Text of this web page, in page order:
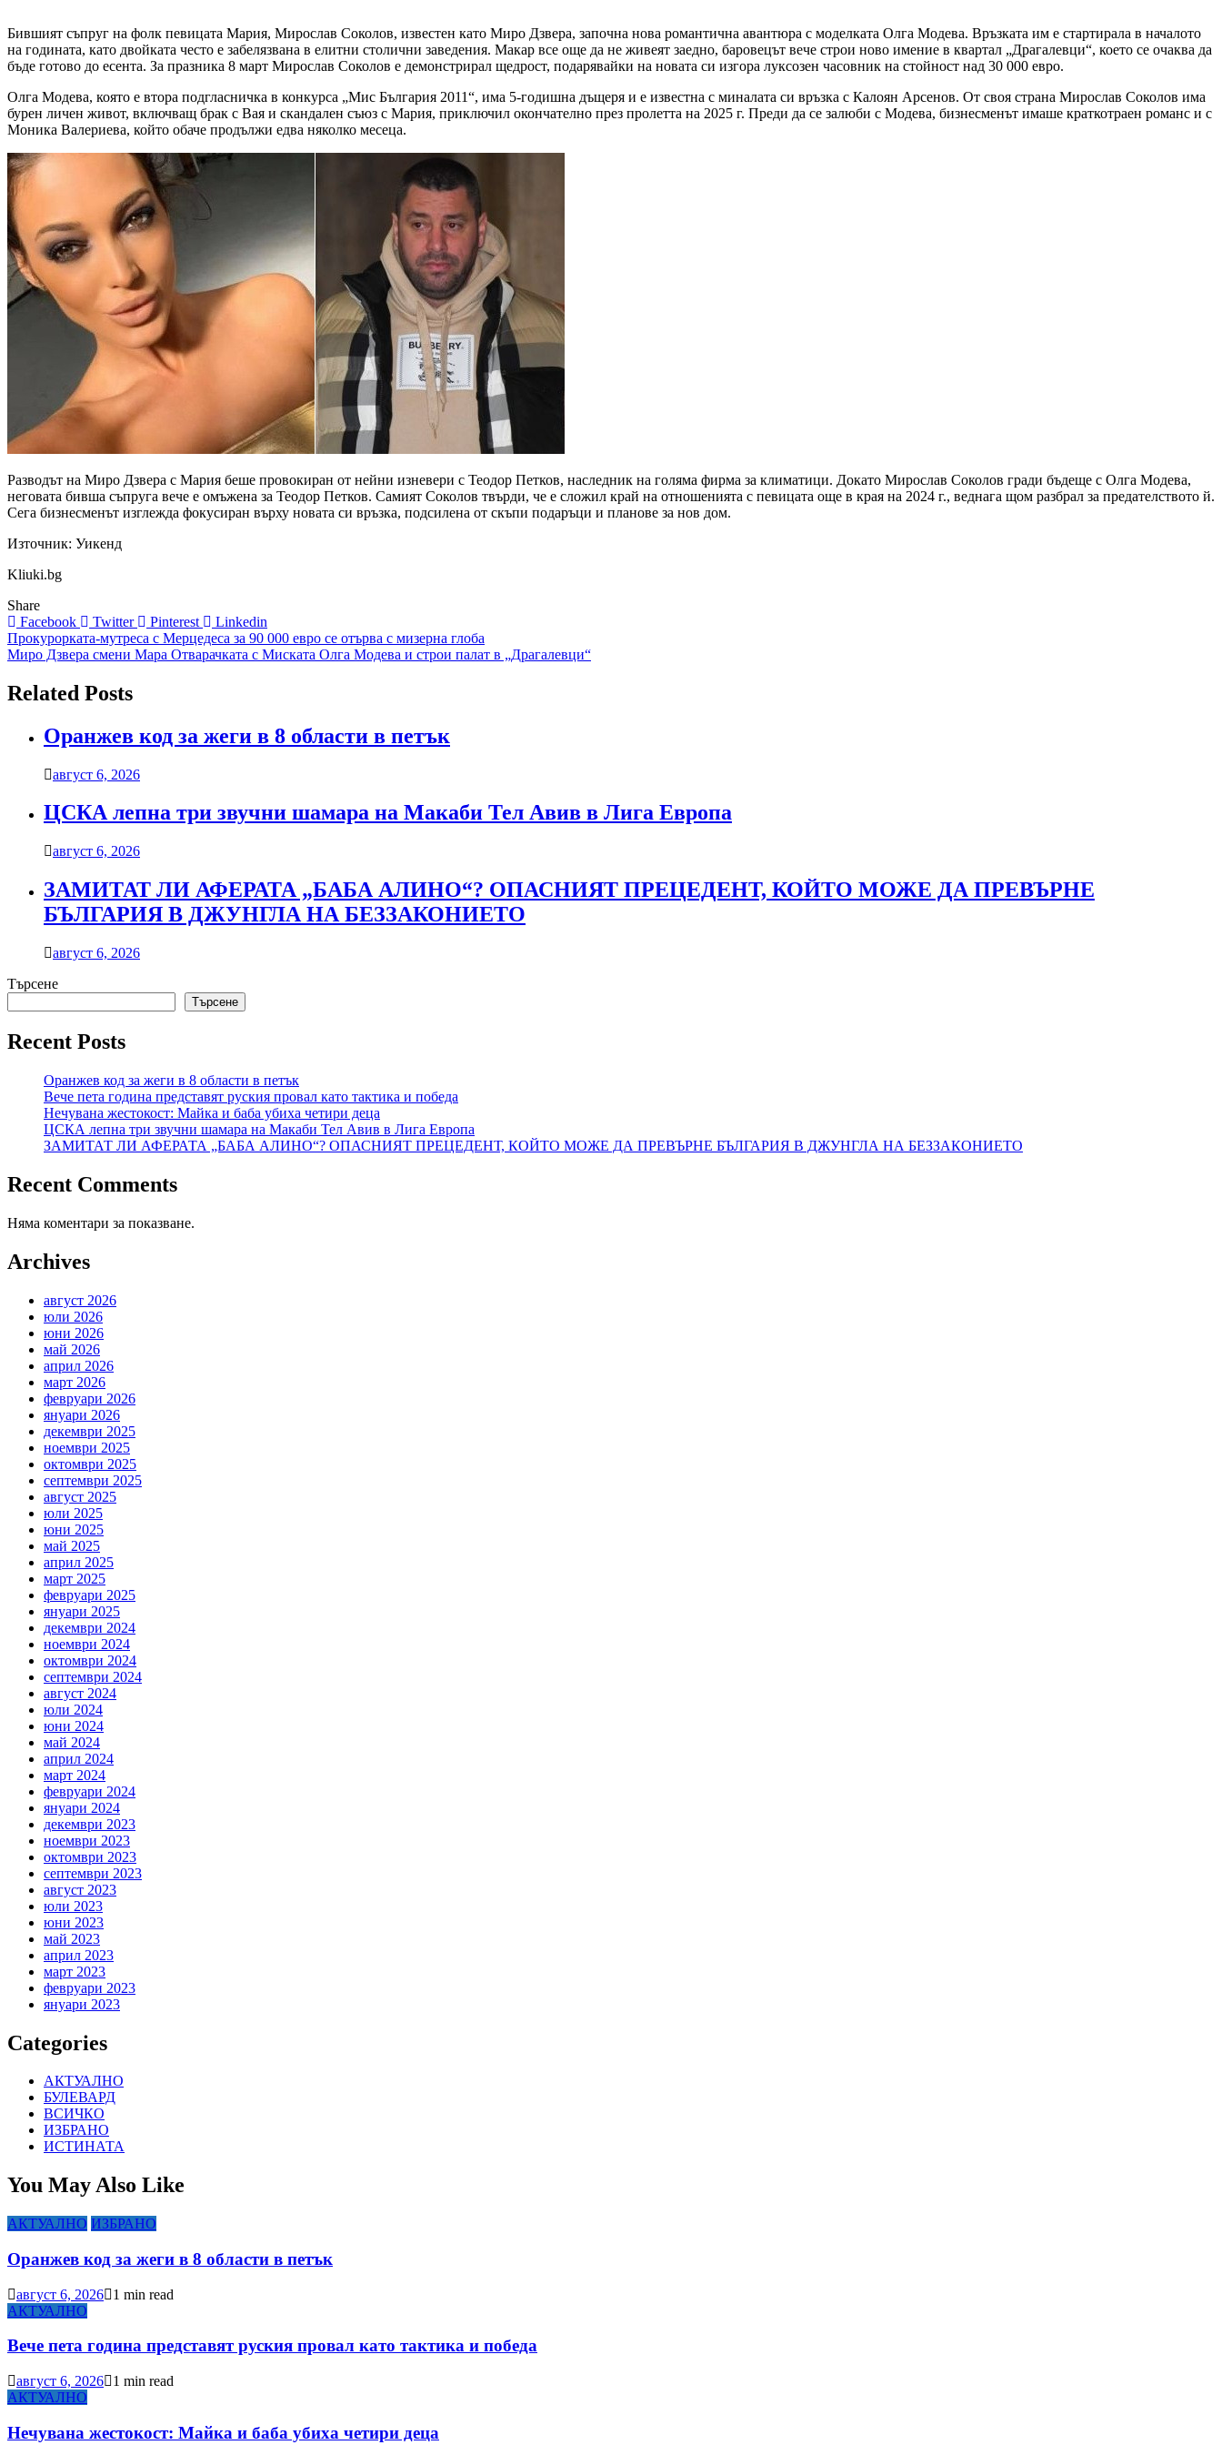
Бившият съпруг на фолк певицата Мария, Мирослав Соколов, известен като Миро Дзвера, започна нова романтична авантюра с моделката Олга Модева. Връзката им е стартирала в началото
на годината, като двойката често е забелязвана в елитни столични заведения. Макар все още да не живеят заедно, баровецът вече строи ново имение в квартал „Драгалевци“, което се очаква да
бъде готово до есента. За празника 8 март Мирослав Соколов е демонстрирал щедрост, подарявайки на новата си изгора луксозен часовник на стойност над 30 000 евро.
Олга Модева, която е втора подгласничка в конкурса „Мис България 2011“, има 5-годишна дъщеря и е известна с миналата си връзка с Калоян Арсенов. От своя страна Мирослав Соколов има
бурен личен живот, включващ брак с Вая и скандален съюз с Мария, приключил окончателно през пролетта на 2025 г. Преди да се залюби с Модева, бизнесменът имаше краткотраен романс и с
Моника Валериева, който обаче продължи едва няколко месеца.
Разводът на Миро Дзвера с Мария беше провокиран от нейни изневери с Теодор Петков, наследник на голяма фирма за климатици. Докато Мирослав Соколов гради бъдеще с Олга Модева,
неговата бивша съпруга вече е омъжена за Теодор Петков. Самият Соколов твърди, че е сложил край на отношенията с певицата още в края на 2024 г., веднага щом разбрал за предателството й.
Сега бизнесменът изглежда фокусиран върху новата си връзка, подсилена от скъпи подаръци и планове за нов дом.
Източник: Уикенд
Kliuki.bg
Share
Facebook
Twitter Pinterest Linkedin
Навигация
Прокурорката-мутреса с Мерцедеса за 90 000 евро се отърва с мизерна глоба
Миро Дзвера смени Мара Отварачката с Миската Олга Модева и строи палат в „Драгалевци“
Related Posts
Оранжев код за жеги в 8 области в петък
август 6, 2026
ЦСКА лепна три звучни шамара на Макаби Тел Авив в Лига Европа
август 6, 2026
ЗАМИТАТ ЛИ АФЕРАТА „БАБА АЛИНО“? ОПАСНИЯТ ПРЕЦЕДЕНТ, КОЙТО МОЖЕ ДА ПРЕВЪРНЕ
БЪЛГАРИЯ В ДЖУНГЛА НА БЕЗЗАКОНИЕТО
август 6, 2026
Търсене
Търсене
Recent Posts
Оранжев код за жеги в 8 области в петък
Вече пета година представят руския провал като тактика и победа
Нечувана жестокост: Майка и баба убиха четири деца
ЦСКА лепна три звучни шамара на Макаби Тел Авив в Лига Европа
ЗАМИТАТ ЛИ АФЕРАТА „БАБА АЛИНО“? ОПАСНИЯТ ПРЕЦЕДЕНТ, КОЙТО МОЖЕ ДА ПРЕВЪРНЕ БЪЛГАРИЯ В ДЖУНГЛА НА БЕЗЗАКОНИЕТО
Recent Comments
Няма коментари за показване.
Archives
август 2026
юли 2026
юни 2026
май 2026
април 2026
март 2026
февруари 2026
януари 2026
декември 2025
ноември 2025
октомври 2025
септември 2025
август 2025
юли 2025
юни 2025
май 2025
април 2025
март 2025
февруари 2025
януари 2025
декември 2024
ноември 2024
октомври 2024
септември 2024
август 2024
юли 2024
юни 2024
май 2024
април 2024
март 2024
февруари 2024
януари 2024
декември 2023
ноември 2023
октомври 2023
септември 2023
август 2023
юли 2023
юни 2023
май 2023
април 2023
март 2023
февруари 2023
януари 2023
Categories
АКТУАЛНО
БУЛЕВАРД
ВСИЧКО
ИЗБРАНО
ИСТИНАТА
You May Also Like
АКТУАЛНО ИЗБРАНО
Оранжев код за жеги в 8 области в петък
август 6, 2026
1 min read
АКТУАЛНО
Вече пета година представят руския провал като тактика и победа
август 6, 2026
1 min read
АКТУАЛНО
Нечувана жестокост: Майка и баба убиха четири деца